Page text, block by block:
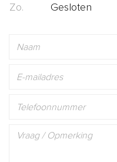
Zo.
Gesloten